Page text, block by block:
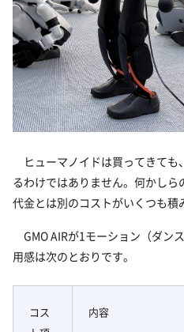
ヒューマノイドは買ってきて
るわけではありません。何かし
代金とは別のコストがいくつも積
GMO AIRが1モーション（ダン
用感は次のとおりです。
コス
内容